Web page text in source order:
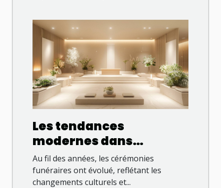
Les tendances
modernes dans
l'organisation des
cérémonies funéraires
Au fil des années, les cérémonies
funéraires ont évolué, reflétant les
changements culturels et...